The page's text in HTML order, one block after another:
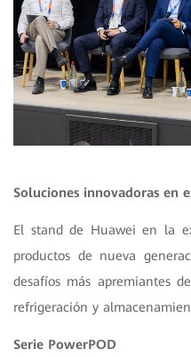
Soluciones innovadoras en
El stand de Huawei en la
productos de nueva
desafíos más apremiantes
refrigeración y
Serie PowerPOD